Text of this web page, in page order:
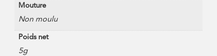
Mouture
Non moulu
Poids net
5g